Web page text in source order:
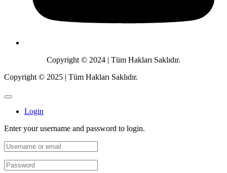
Copyright © 2024 | Tüm Hakları Saklıdır.
Copyright © 2025 | Tüm Hakları Saklıdır.
Login
Enter your username and password to login.